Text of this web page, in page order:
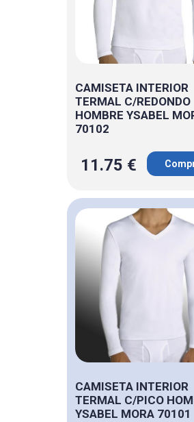
CAMISETA INTERIOR
TERMAL C/REDONDO
HOMBRE YSABEL
70102
11.75 €
CAMISETA INTERIOR
TERMAL C/PICO
YSABEL MORA 70101